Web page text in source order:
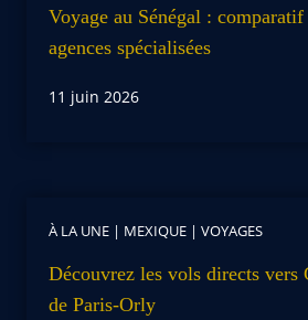
Voyage au Sénégal :
agences spécialisées
11 juin 2026
À LA UNE | MEXIQUE | VOYAGES
Découvrez les vols directs vers
de Paris-Orly